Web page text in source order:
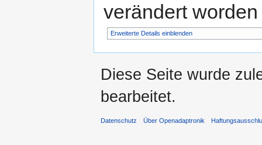
verändert
Erweiterte Details einblenden
Diese Seite wurde
bearbeitet.
Datenschutz Über Openadaptronik